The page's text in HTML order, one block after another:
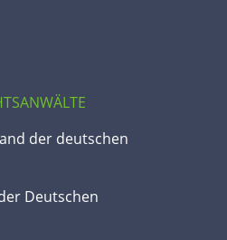
der deutschen
Deutschen